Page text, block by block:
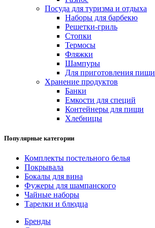
Посуда для туризма и отдыха
Наборы для барбекю
Решетки-гриль
Стопки
Термосы
Фляжки
Шампуры
Для приготовления пищи
Хранение продуктов
Банки
Емкости для специй
Контейнеры для пищи
Хлебницы
Популярные категории
Комплекты постельного белья
Покрывала
Бокалы для вина
Фужеры для шампанского
Чайные наборы
Тарелки и блюдца
Бренды